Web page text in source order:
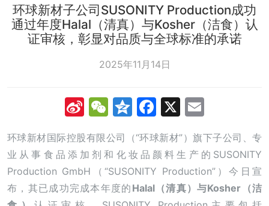
环球新材子公司SUSONITY Production成功
通过年度Halal（清真）与Kosher（洁食）认
证审核，彰显对品质与全球标准的承诺
2025年11月14日
SinaWeChat
Qzone
Facebook
X
环球新材国际控股有限公司（“环球新材”）旗下子公司、专
业从事食品添加剂和化妆品颜料生产的SUSONITY
Production GmbH（“SUSONITY Production”）今日宣
布，其已成功完成本年度的 Halal（清真）与Kosher（洁